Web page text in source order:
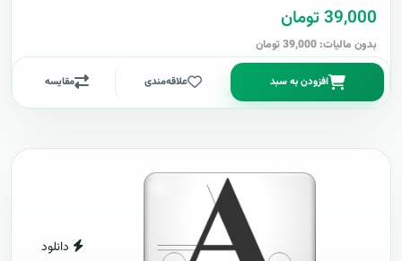
39,000 تومان
بدون مالیات: 39,000 تومان
افزودن به سبد علاقه‌مندی مقایسه
دانلود